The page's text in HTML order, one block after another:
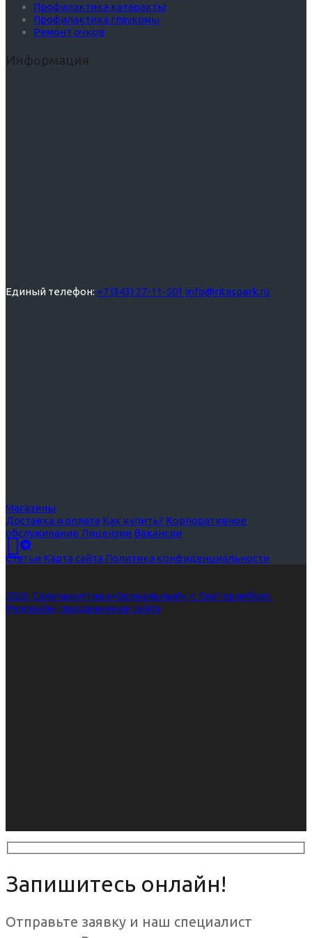
Профилактика катаракты
Профилактика глаукомы
Ремонт очков
Информация
Единый телефон: +7 (343) 27-11-501 info@ritaspark.ru
Магазины
Доставка и оплата Как купить? Корпоративное
обслуживание Лицензии Вакансии
Статьи Карта сайта Политика конфиденциальности
2026, Салоны оптики «Зеркальный», г. Екатеринбург.
Редизайн, продвижение сайта
Запишитесь онлайн!
Отправьте заявку и наш специалист